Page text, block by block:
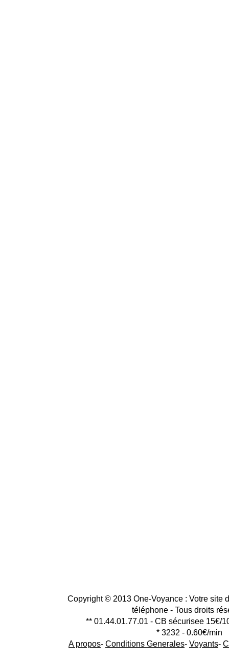
Copyright © 2013 One-Voyance : Votre site
téléphone - Tous droits
** 01.44.01.77.01 - CB sécurisee 15€/
* 3232 - 0.60€/min
A propos- Conditions Generales- Voyants-